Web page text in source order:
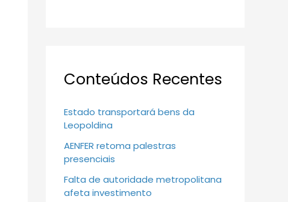
Conteúdos Recentes
Estado transportará bens da
Leopoldina
AENFER retoma palestras
presenciais
Falta de autoridade metropolitana
afeta investimento